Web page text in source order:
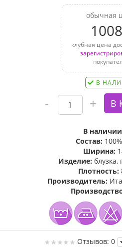
обычная
1008
клубная цена
В
В
Состав:
Ширина:
Изделие: блузка,
Плотность:
Производитель:
Отзывов: 0